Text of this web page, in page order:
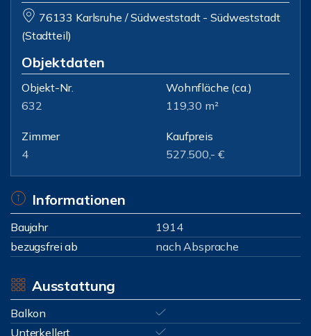
76133 Karlsruhe / Südweststadt - Südweststadt
(Stadtteil)
Objektdaten
Objekt-Nr.
632
Wohnfläche (ca.)
119,30 m²
Zimmer
4
Kaufpreis
527.500,- €
Informationen
Baujahr
1914
bezugsfrei ab
nach Absprache
Ausstattung
Balkon
Unterkellert